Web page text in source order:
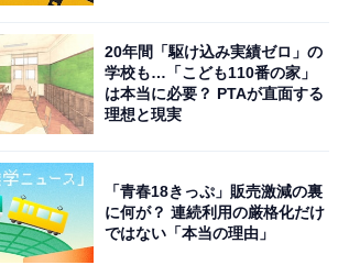
20年間「駆け込み実績ゼロ」の
学校も…「こども110番の家」
は本当に必要？ PTAが直面する
理想と現実
「青春18きっぷ」販売激減の裏
に何が？ 連続利用の厳格化だけ
ではない「本当の理由」